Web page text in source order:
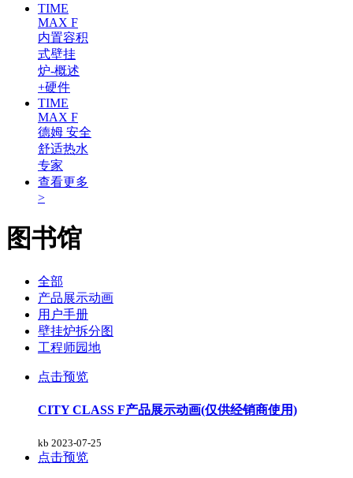
TIME
MAX F
内置容积
式壁挂
炉-概述
+硬件
TIME
MAX F
德姆 安全
舒适热水
专家
查看更多
>
图书馆
全部
产品展示动画
用户手册
壁挂炉拆分图
工程师园地
点击预览
CITY CLASS F产品展示动画(仅供经销商使用)
kb 2023-07-25
点击预览